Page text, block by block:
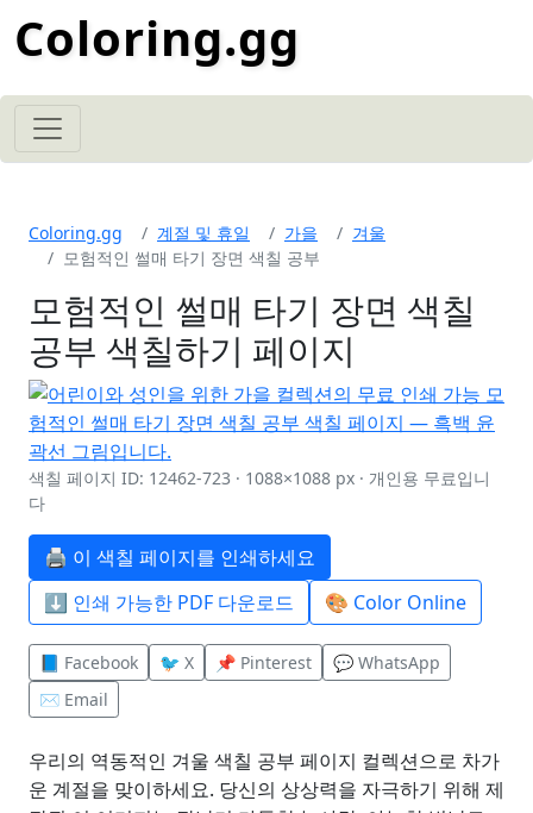
Coloring.gg
Coloring.gg 계절 및 휴일 가을
겨울
모험적인 썰매 타기 장면 색칠 공부
모험적인 썰매 타기 장면 색칠
공부 색칠하기 페이지
색칠 페이지 ID: 12462-723 · 1088×1088 px · 개인용 무료입니
다
🖨️ 이 색칠 페이지를 인쇄하세요
⬇️ 인쇄 가능한 PDF 다운로드
🎨 Color Online
📘 Facebook 🐦 X 📌 Pinterest
💬 WhatsApp
✉️ Email
우리의 역동적인 겨울 색칠 공부 페이지 컬렉션으로 차가
운 계절을 맞이하세요. 당신의 상상력을 자극하기 위해 제